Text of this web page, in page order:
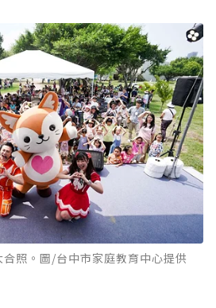
照。圖/台中市家庭教育中心提供